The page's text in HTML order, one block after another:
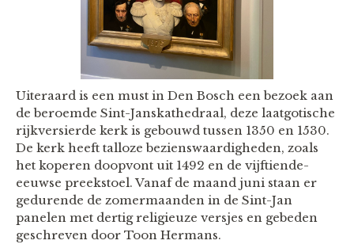
Uiteraard is een must in Den Bosch een bezoek aan
de beroemde Sint-Janskathedraal, deze laatgotische
rijkversierde kerk is gebouwd tussen 1350 en 1530.
De kerk heeft talloze bezienswaardigheden, zoals
het koperen doopvont uit 1492 en de vijftiende-
eeuwse preekstoel. Vanaf de maand juni staan er
gedurende de zomermaanden in de Sint-Jan
panelen met dertig religieuze versjes en gebeden
geschreven door Toon Hermans.